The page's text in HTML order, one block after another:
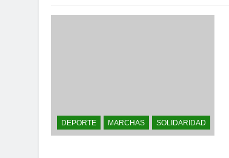
DEPORTE MARCHAS SOLIDARIDAD